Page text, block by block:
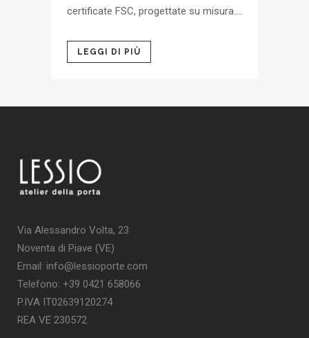
certificate FSC, progettate su misura....
LEGGI DI PIÙ
Via Alessandro Volta, 23
Noventa di Piave (VE)
Email: info@lessioporte.com
Telefono: +39 0421 658066
P.IVA IT02639120274
REA VE 230572